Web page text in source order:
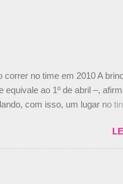
no time em 2010 A
equivale ao 1º de abril –,
com isso, um lugar no
de Bruno Senna em
depois de ter assinado
não tem nada contra o filho